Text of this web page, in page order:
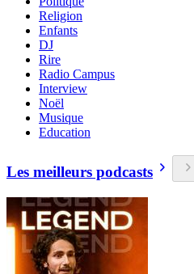
Religion
Enfants
DJ
Rire
Radio Campus
Interview
Noël
Musique
Education
Les meilleurs podcasts